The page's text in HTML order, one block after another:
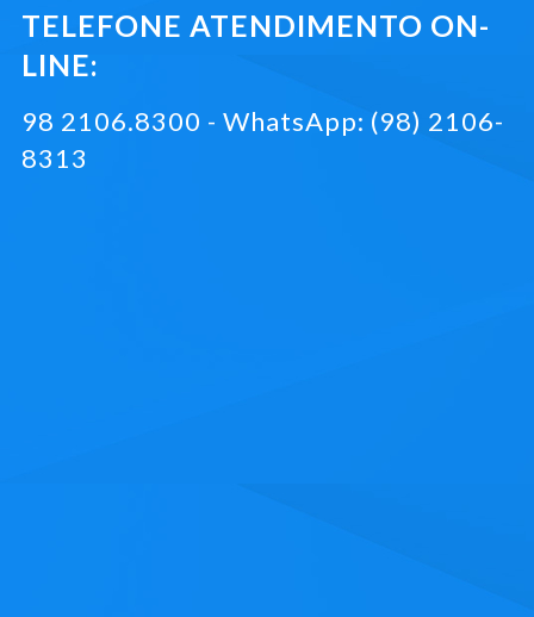
TELEFONE ATENDIMENTO ON-
LINE:
98 2106.8300 - WhatsApp: (98) 2106-
8313